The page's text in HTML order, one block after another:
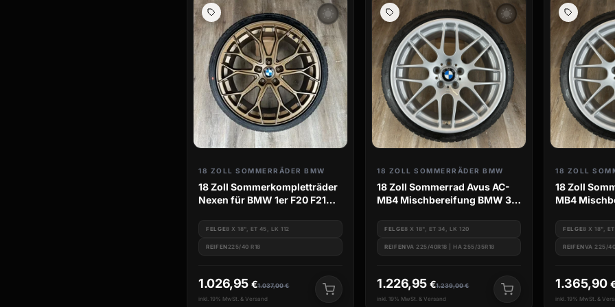
wb_sunny
18 ZOLL SOMMERRÄDER BMW
18 Zoll Sommerkompletträder
Nexen für BMW 1er F20 F21
FELGE8 X 18", ET 45, LK 112
REIFEN225/40 R18
1.037,00€
1.026,95 €
inkl. 19% MwSt. & Versand
wb_sunny
18 ZOLL SOMMERRÄDER BMW
18 Zoll Sommerrad Avus AC-
MB4 Mischbereifung BMW 3er
FELGE8 X 18", ET 34, LK 120
REIFENVA 225/40R18 | HA 255/35R18
1.239,00€
1.226,95 €
inkl. 19% MwSt. & Versand
18 ZOLL
18 Zoll
MB4
FELGE8 X 18",
REIFENVA 225/
1.365,90
inkl. 19% MwSt. &